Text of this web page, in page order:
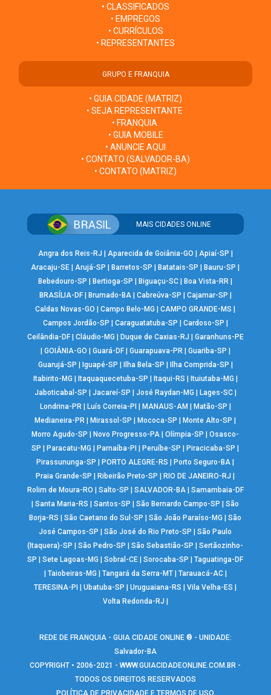
• CLASSIFICADOS
• EMPREGOS
• CURRÍCULOS
• REPRESENTANTES
GRUPO E FRANQUIA
• GUIA CIDADE (MATRIZ)
• SEJA REPRESENTANTE
• FRANQUIA
• GUIA MOBILE
• ANUNCIE AQUI
• CONTATO (SALVADOR-BA)
• CONTATO (MATRIZ)
MAIS CIDADES ONLINE
Angra dos Reis-RJ Aparecida de Goiânia-GO Apiaí-SP
Aracaju-SE |Arujá-SP Barretos-SP Batatais-SP Bauru-SP
Bebedouro-SP
Bertioga-SP Biguaçu-SC Boa Vista-RR
BRASÍLIA-DF| Brumado-BA| Cabreúva-SP Cajamar-SP
Caldas Novas-GO
|Campo Belo-MG |CAMPO GRANDE-MS
Campos Jordão-SP
Caraguatatuba-SP Cardoso-SP
Ceilândia-DF| Cláudio-MG Duque de Caxias-RJ
Garanhuns-PE
GOIÂNIA-GO Guará-DF| Guarapuava-PR| Guariba-SP
Guarujá-SP
Iguapé-SP Ilha Bela-SP Ilha Comprida-SP
Itabirito-MG
Itaquaquecetuba-SP Itaqui-RS Ituiutaba-MG
Jaboticabal-SP
Jacareí-SP José Raydan-MG Lages-SC|
Londrina-PR| Luís Correia-PI MANAUS-AM Matão-SP
Medianeira-PR
Mirassol-SP Mococa-SP Monte Alto-SP
Morro Agudo-SP
Novo Progresso-PA |Olímpia-SP |Osasco-
SP
Paracatu-MG Parnaíba-PI Peruíbe-SP Piracicaba-SP
Pirassununga-SP
PORTO ALEGRE-RS Porto Seguro-BA
Praia Grande-SP
Ribeirão Preto-SP RIO DE JANEIRO-RJ
Rolim de Moura-RO
Salto-SP SALVADOR-BA| Samambaia-DF
|Santa Maria-RS |Santos-SP |São Bernardo Campo-SP |São
Borja-RS
|São Caetano do Sul-SP |São João Paraíso-MG |São
José Campos-SP
|São José do Rio Preto-SP |São Paulo
(Itaquera)-SP
|São Pedro-SP |São Sebastião-SP |Sertãozinho-
SP
|Sete Lagoas-MG |Sobral-CE |Sorocaba-SP |Taguatinga-DF
Taiobeiras-MG Tangará da Serra-MT| Tarauacá-AC|
TERESINA-PI
|Ubatuba-SP |Uruguaiana-RS |Vila Velha-ES
Volta Redonda-RJ
REDE DE FRANQUIA - GUIA CIDADE ONLINE ® - UNIDADE:
Salvador-BA
COPYRIGHT • 2006-2021 -WWW.GUIACIDADEONLINE.COM.BR -
TODOS OS DIREITOS RESERVADOS
POLÍTICA DE PRIVACIDADE E TERMOS DE USO